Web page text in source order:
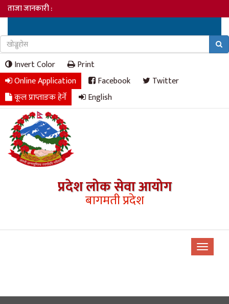
ताजा जानकारी :
Invert Color
Print
Online Application
Facebook
Twitter
कूल प्राप्ताङक हेर्ने
English
प्रदेश लोक सेवा आयोग
बागमती प्रदेश